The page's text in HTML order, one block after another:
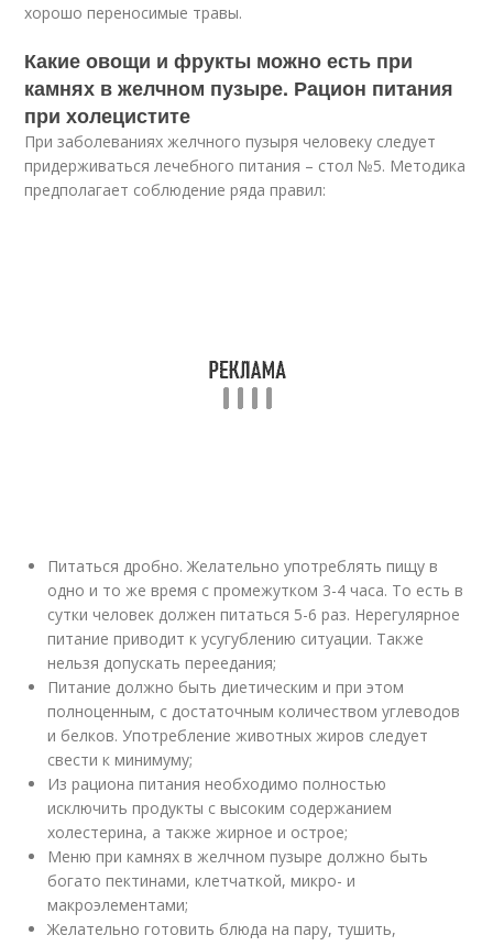
хорошо переносимые травы.
Какие овощи и фрукты можно есть при
камнях в желчном пузыре. Рацион питания
при холецистите
При заболеваниях желчного пузыря человеку следует
придерживаться лечебного питания – стол №5. Методика
предполагает соблюдение ряда правил:
Питаться дробно. Желательно употреблять пищу в
одно и то же время с промежутком 3-4 часа. То есть в
сутки человек должен питаться 5-6 раз. Нерегулярное
питание приводит к усугублению ситуации. Также
нельзя допускать переедания;
Питание должно быть диетическим и при этом
полноценным, с достаточным количеством углеводов
и белков. Употребление животных жиров следует
свести к минимуму;
Из рациона питания необходимо полностью
исключить продукты с высоким содержанием
холестерина, а также жирное и острое;
Меню при камнях в желчном пузыре должно быть
богато пектинами, клетчаткой, микро- и
макроэлементами;
Желательно готовить блюда на пару, тушить,